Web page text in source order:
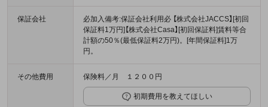
保証会社
必加入備考:保証会社利用必 【株式会社JACCS】[初回
保証料1万円]【株式会社Casa】[初回保証料]賃料等合
計額の50％(最低保証料2万円)。[年間保証料]1万
円。
その他費用 保険料／月 １２００円
初期費用を教えてほしい